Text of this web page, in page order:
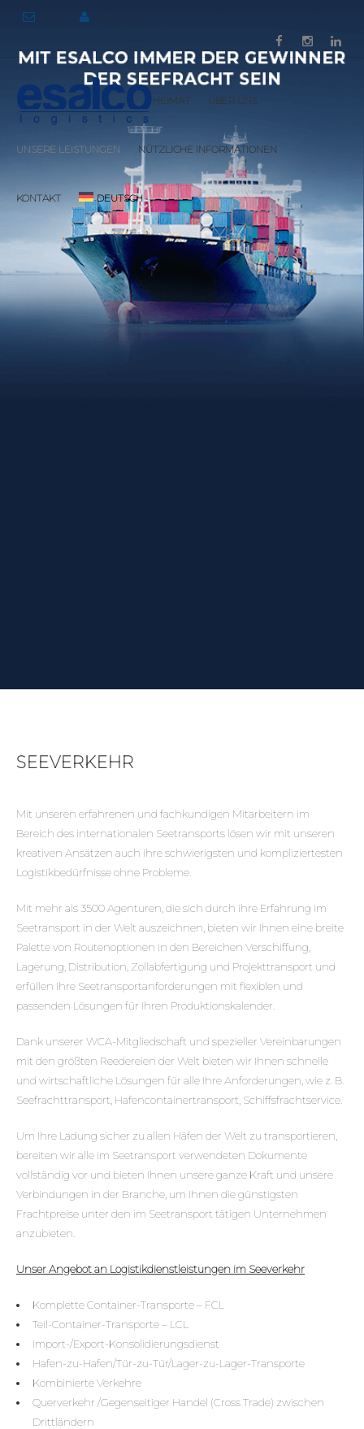
HEIMAT ÜBER UNS
UNSERE LEISTUNGEN NÜTZLICHE INFORMATIONEN
KONTAKT DEUTSCH
TÜRKÇE
ENGLISH
简体中文
Ich bin mit der Speicherung meiner
SEEVERKEHR
Mit unseren erfahrenen und fachkundigen Mitarbeitern im
Bereich des internationalen Seetransports lösen wir mit unseren
kreativen Ansätzen auch Ihre schwierigsten und kompliziertesten
Logistikbedürfnisse ohne Probleme.
Mit mehr als 3500 Agenturen, die sich durch ihre Erfahrung im
Seetransport in der Welt auszeichnen, bieten wir Ihnen eine breite
Palette von Routenoptionen in den Bereichen Verschiffung,
Lagerung, Distribution, Zollabfertigung und Projekttransport und
erfüllen Ihre Seetransportanforderungen mit flexiblen und
passenden Lösungen für Ihren Produktionskalender.
Dank unserer WCA-Mitgliedschaft und spezieller Vereinbarungen
mit den größten Reedereien der Welt bieten wir Ihnen schnelle
und wirtschaftliche Lösungen für alle Ihre Anforderungen, wie z. B.
Seefrachttransport, Hafencontainertransport, Schiffsfrachtservice.
Um Ihre Ladung sicher zu allen Häfen der Welt zu transportieren,
bereiten wir alle im Seetransport verwendeten Dokumente
vollständig vor und bieten Ihnen unsere ganze Kraft und unsere
Verbindungen in der Branche, um Ihnen die günstigsten
Frachtpreise unter den im Seetransport tätigen Unternehmen
anzubieten.
Unser Angebot an Logistikdienstleistungen im Seeverkehr
Komplette Container-Transporte – FCL
Teil-Container-Transporte – LCL
Import-/Export-Konsolidierungsdienst
Hafen-zu-Hafen/Tür-zu-Tür/Lager-zu-Lager-Transporte
Kombinierte Verkehre
Querverkehr /Gegenseitiger Handel (Cross Trade) zwischen
Drittländern